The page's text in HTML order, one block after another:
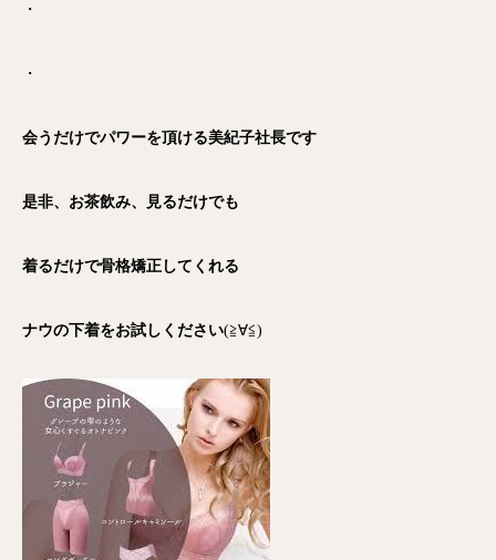
・
・
会うだけでパワーを頂ける美紀子社長です
是非、お茶飲み、見るだけでも
着るだけで骨格矯正してくれる
ナウの下着をお試しください(≧∀≦)